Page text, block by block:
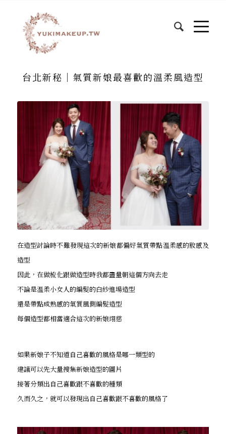
台北新秘｜氣質新娘最喜歡的溫柔風造型
在造型討論時不難發現這次的新娘都偏好氣質帶點溫柔感的妝感及
造型
因此，在做梳化跟做造型時我都盡量朝這個方向去走
不論是溫柔小女人的編髮的白紗進場造型
還是帶點成熟感的氣質風側編髮造型
每個造型都相當適合這次的新娘翊慈
如果新娘子不知道自己喜歡的風格是哪一類型的
建議可以先大量搜集新娘造型的圖片
接著分類出自己喜歡跟不喜歡的種類
久而久之，就可以發現出自己喜歡跟不喜歡的風格了